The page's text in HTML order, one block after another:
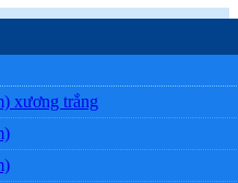
xương trắng